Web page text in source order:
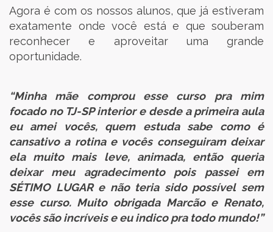
Agora é com os nossos alunos, que já estiveram
exatamente onde você está e que souberam
reconhecer e aproveitar uma grande
oportunidade.
“Minha mãe comprou esse curso pra mim
focado no TJ-SP interior e desde a primeira aula
eu amei vocês, quem estuda sabe como é
cansativo a rotina e vocês conseguiram deixar
ela muito mais leve, animada, então queria
deixar meu agradecimento pois passei em
SÉTIMO LUGAR e não teria sido possível sem
esse curso. Muito obrigada Marcão e Renato,
vocês são incríveis e eu indico pra todo mundo!”